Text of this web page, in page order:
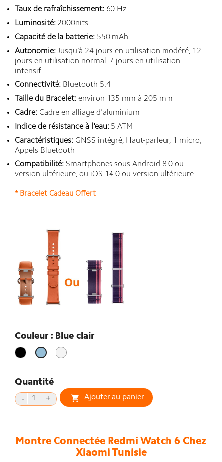
Taux de rafraîchissement: 60 Hz
Luminosité: 2000nits
Capacité de la batterie: 550 mAh
Autonomie:Jusqu’à 24 jours en utilisation modéré, 12
jours en utilisation normal, 7 jours en utilisation
intensif
Connectivité: Bluetooth 5.4
Taille du Bracelet: environ 135 mm à 205 mm
Cadre: Cadre en alliage d'aluminium
Indice de résistance à l'eau: 5 ATM
Caractéristiques: GNSS intégré, Haut-parleur, 1 micro,
Appels Bluetooth
Compatibilité: Smartphones sous Android 8.0 ou
version ultérieure, ou iOS 14.0 ou version ultérieure.
* Bracelet Cadeau Offert
Couleur : Blue clair
Noir
Blue
Silver
Quantité
 Ajouter au panier
Montre Connectée Redmi Watch 6 Chez
Xiaomi Tunisie